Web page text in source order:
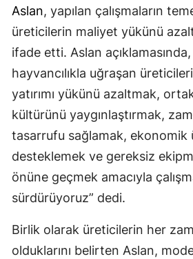
Aslan, yapılan çalışmaların
üreticilerin maliyet yükünü
ifade etti. Aslan açıklamasında,
hayvancılıkla uğraşan
yatırımı yükünü azaltmak,
kültürünü yaygınlaştırmak,
tasarrufu sağlamak, ekonomik
desteklemek ve gereksiz
önüne geçmek amacıyla
sürdürüyoruz” dedi.
Birlik olarak üreticilerin her
olduklarını belirten Aslan,